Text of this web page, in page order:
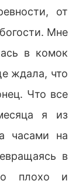
от
Мне
в комок
ждала, что
Что все
я из
часами на
в
плохо и